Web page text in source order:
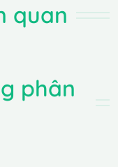
BẬT
-
quan
phân